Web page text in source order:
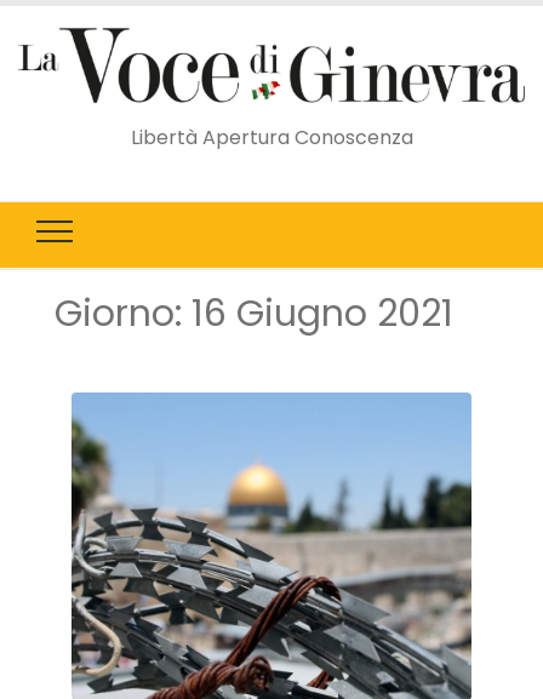
Libertà Apertura Conoscenza
Giorno: 16 Giugno 2021